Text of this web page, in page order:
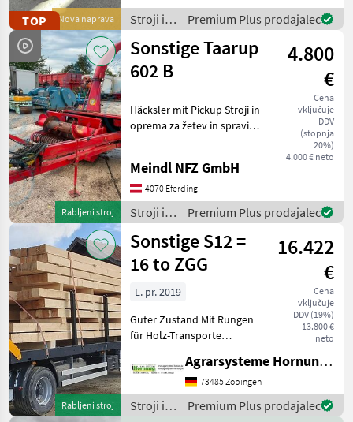
TOP Nova naprava
von 1, 25 m. Dieses Modell
eignet sich hervorragend
für Besitze
Stroji in
oprema
za žetev
in
spravilo
Sonstige
Premium Plus prodajalec
Rabljeni stroj
Sonstige Taarup
602 B
4.800
€
Cena
vključuje
DDV
(stopnja
20%)
4.000 € neto
Häcksler mit Pickup Stroji in
oprema za žetev in spravilo
Meindl NFZ GmbH
4070 Eferding
Stroji in
oprema
za žetev
in
spravilo
Premium Plus prodajalec
Rabljeni stroj
Sonstige S12 =
16 to ZGG
16.422
€
Cena
vključuje
DDV (19%)
13.800 €
neto
L. pr. 2019
Guter Zustand Mit Rungen
für Holz-Transporte
einfach melden Thomas
0171 80 89 838 Stroji in
oprema za žetev in spravilo
Prikolica za bale
Agrarsysteme Hornung GmbH & Co. KG
73485 Zöbingen
Stroji in
Premium Plus prodajalec